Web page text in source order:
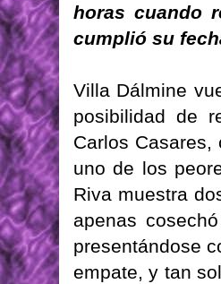
horas cuando
cumplió su
Villa Dálmine
posibilidad de
Carlos
uno de los
Riva muestra
apenas
presentándose
empate, y tan